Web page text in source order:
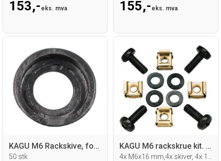
153,- eks. mva 155,- eks. mva
KAGU M6 Rackskive, forsenket
50 stk
KAGU M6 rackskrue kit. 1,5mm nut